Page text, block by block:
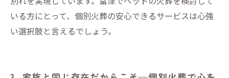
いる方にとって、個別火葬の安心できるサービスは心強
い選択肢と言えるでしょう。